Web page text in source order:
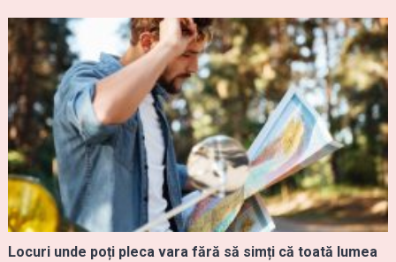
Locuri unde poți pleca vara fără să simți că toată lumea